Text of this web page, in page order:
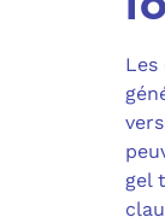
Les
gel